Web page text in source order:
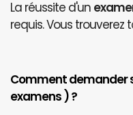
La réussite d'un
requis. Vous trouverez
Comment demander
examens ) ?